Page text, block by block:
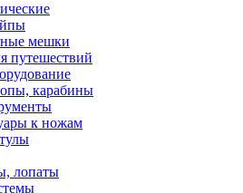
мешки
путешествий
карабины
к ножам
лопаты